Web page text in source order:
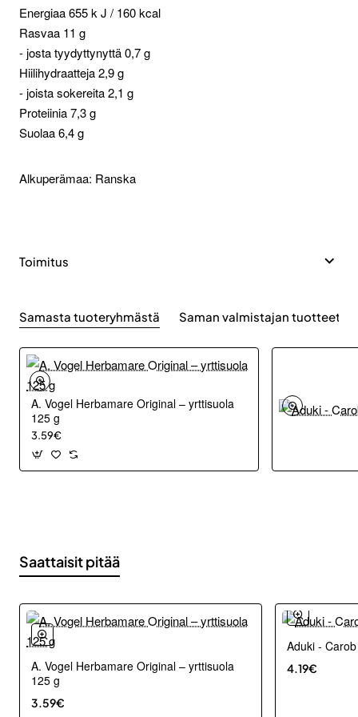
Energiaa 655 k J / 160 kcal
Rasvaa 11 g
- josta tyydyttynyttä 0,7 g
Hiilihydraatteja 2,9 g
- joista sokereita 2,1 g
Proteiinia 7,3 g
Suolaa 6,4 g
Alkuperämaa: Ranska
Toimitus
Samasta tuoteryhmästä Saman valmistajan tuotteet
A. Vogel Herbamare Original – yrttisuola
125 g
3.59€
Saattaisit pitää
A. Vogel Herbamare Original – yrttisuola
125 g
3.59€
Aduki -
4.19€